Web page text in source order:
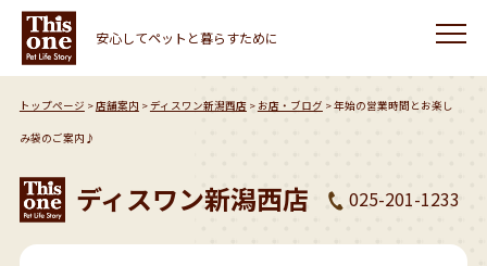
安心してペットと暮らすために
トップページ 店舗案内 ディスワン新潟西店 お店・ブログ 年始の営業時間とお楽し
み袋のご案内♪
ディスワン新潟西店 025-201-1233